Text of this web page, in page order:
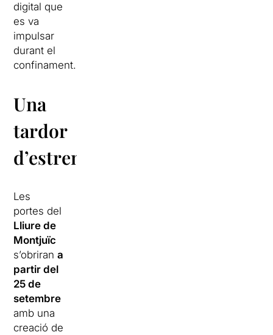
digital que
es va
impulsar
durant el
confinament.
Una
tardor
d’estrenes
Les
portes del
Lliure de
Montjuïc
s’obrirana
partir del
25 de
setembre
amb una
creació de